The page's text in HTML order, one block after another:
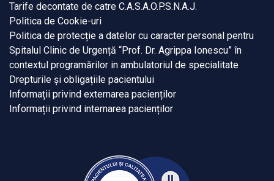
Tarife decontate de catre C.A.S.A.O.P.S.N.A.J.
Politica de Cookie-uri
Politica de protecție a datelor cu caracter personal pentru
Spitalul Clinic de Urgență “Prof. Dr. Agrippa Ionescu” în
contextul programărilor in ambulatoriul de specialitate
Drepturile și obligațiile pacientului
Informații privind externarea pacienților
Informații privind internarea pacienților